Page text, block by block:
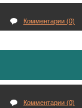
Комментарии (0)
Комментарии (0)